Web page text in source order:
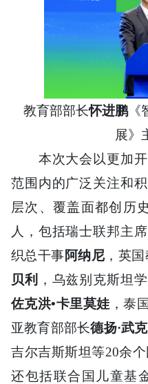
教育部部长怀进鹏《
展》
本次大会以更加开
范围内的广泛关注和
层次、覆盖面都创历
人，包括瑞士联邦主席
织总干事阿纳尼 ，英
贝利
，乌兹别克斯坦
佐克洪•卡里莫娃 ，泰
亚教育部部长德扬·武
吉尔吉斯斯坦等20余
还包括联合国儿童基